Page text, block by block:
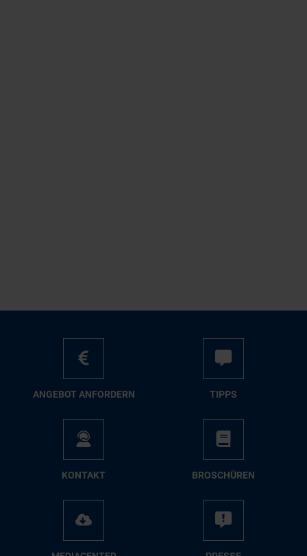
AN­GE­BOT AN­FOR­DERN TIPPS
KON­TAKT BRO­SCHÜ­REN